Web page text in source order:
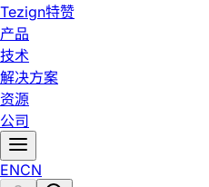
Tezign特赞
产品
技术
解决方案
资源
公司
ENCN